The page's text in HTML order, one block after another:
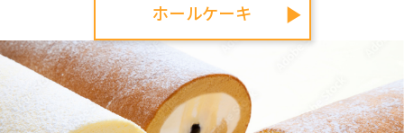
菓子の詰め合わせ、志ぐれなど、
ほとんどの商品がお取り置き可能ですの
で、ぜひ事前にご予約くださいませ♪
ご予約はお電話にて承ります。下記まで
ホールケーキ ▶